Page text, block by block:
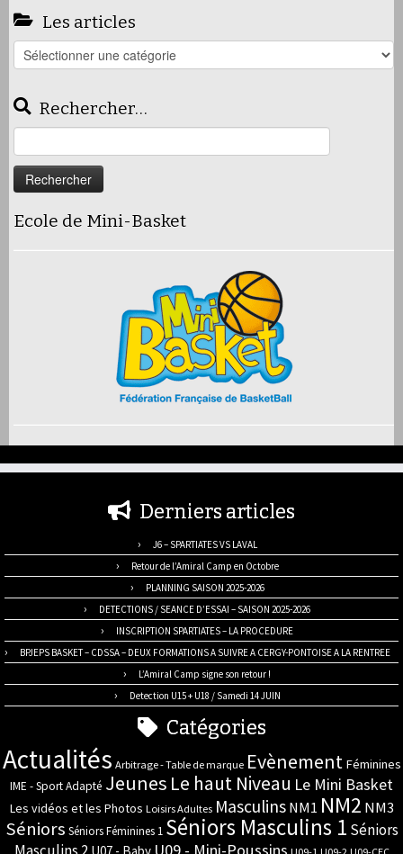
Les articles
Les
articles
Rechercher…
Ecole de Mini-Basket
Derniers articles
J6 – SPARTIATES VS LAVAL
Retour de l’Amiral Camp en Octobre
PLANNING SAISON 2025-2026
DETECTIONS / SEANCE D’ESSAI – SAISON 2025-2026
INSCRIPTION SPARTIATES – LA PROCEDURE
BPJEPS BASKET – CDSSA – DEUX FORMATIONS A SUIVRE A CERGY-PONTOISE A LA RENTREE
L’Amiral Camp signe son retour !
Detection U15 + U18 / Samedi 14 JUIN
Catégories
Actualités Arbitrage - Table de marque Evènement Féminines
IME - Sport Adapté Jeunes Le haut Niveau Le Mini Basket
Les vidéos et les Photos Loisirs Adultes Masculins NM1 NM2 NM3
Séniors Séniors Féminines 1 Séniors Masculins 1 Séniors